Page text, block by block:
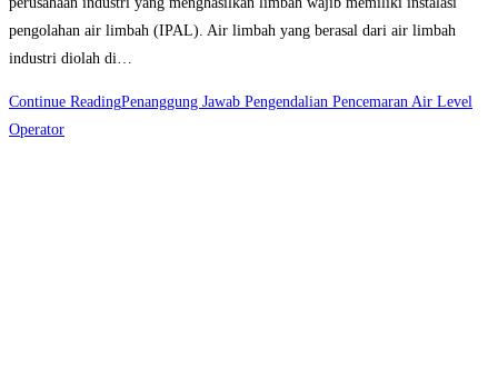
pengolahan air limbah (IPAL). Air limbah yang berasal dari air limbah
industri diolah di…
Continue ReadingPenanggung Jawab Pengendalian Pencemaran Air Level
Operator